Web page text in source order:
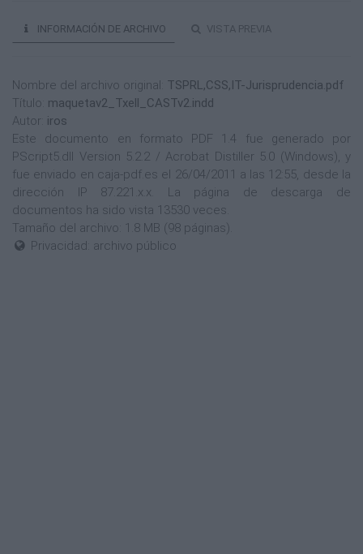
INFORMACIÓN DE ARCHIVO VISTA PREVIA
Nombre del archivo original: TSPRL,CSS,IT-Jurisprudencia.pdf
Título: maquetav2_Txell_CASTv2.indd
Autor: iros
Este documento en formato PDF 1.4 fue generado por
PScript5.dll Version 5.2.2 / Acrobat Distiller 5.0 (Windows), y
fue enviado en caja-pdf.es el 26/04/2011 a las 12:55, desde la
dirección IP 87.221.x.x. La página de descarga de
documentos ha sido vista 13530 veces.
Tamaño del archivo: 1.8 MB (98 páginas).
Privacidad: archivo público